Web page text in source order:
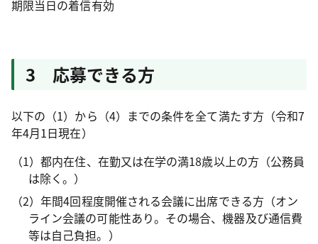
期限当日の着信有効
3 応募できる方
以下の（1）から（4）までの条件を全て満たす方（令和7
年4月1日現在）
（1）都内在住、在勤又は在学の満18歳以上の方（公務員
は除く。）
（2）年間4回程度開催される会議に出席できる方（オン
ライン会議の可能性あり。その場合、機器及び通信費
等は自己負担。）